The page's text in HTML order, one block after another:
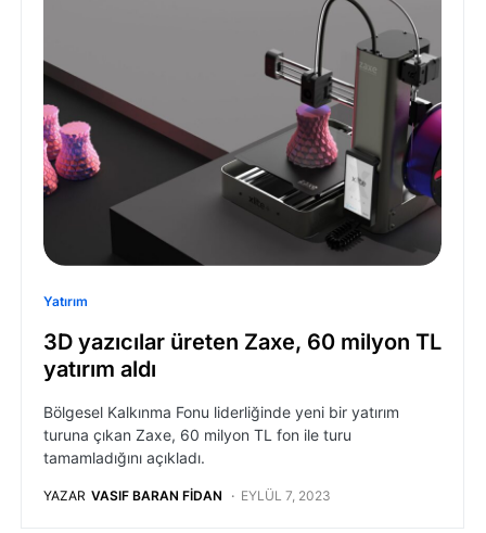
Yatırım
3D yazıcılar üreten Zaxe, 60 milyon TL
yatırım aldı
Bölgesel Kalkınma Fonu liderliğinde yeni bir yatırım
turuna çıkan Zaxe, 60 milyon TL fon ile turu
tamamladığını açıkladı.
YAZAR VASIF BARAN FIDAN EYLÜL 7, 2023